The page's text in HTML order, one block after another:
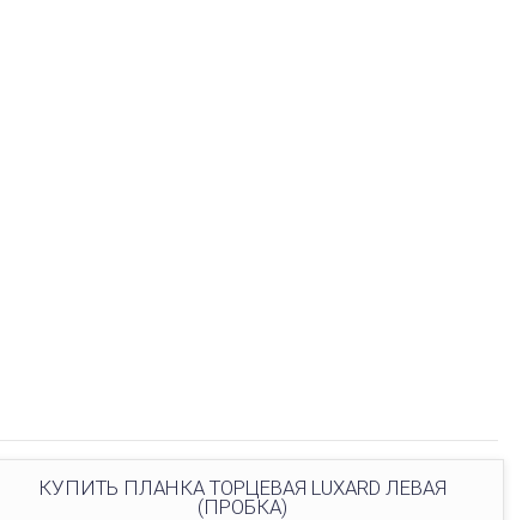
КУПИТЬ ПЛАНКА ТОРЦЕВАЯ LUXARD ЛЕВАЯ
(ПРОБКА)